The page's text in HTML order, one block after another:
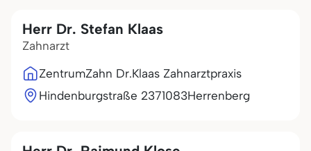
Herr Dr. Stefan Klaas
Zahnarzt
ZentrumZahn Dr.Klaas Zahnarztpraxis
Hindenburgstraße 2371083Herrenberg